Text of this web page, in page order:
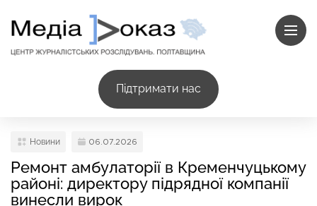
Підтримати нас
Новини 06.07.2026
Ремонт амбулаторії в Кременчуцькому
районі: директору підрядної компанії
винесли вирок